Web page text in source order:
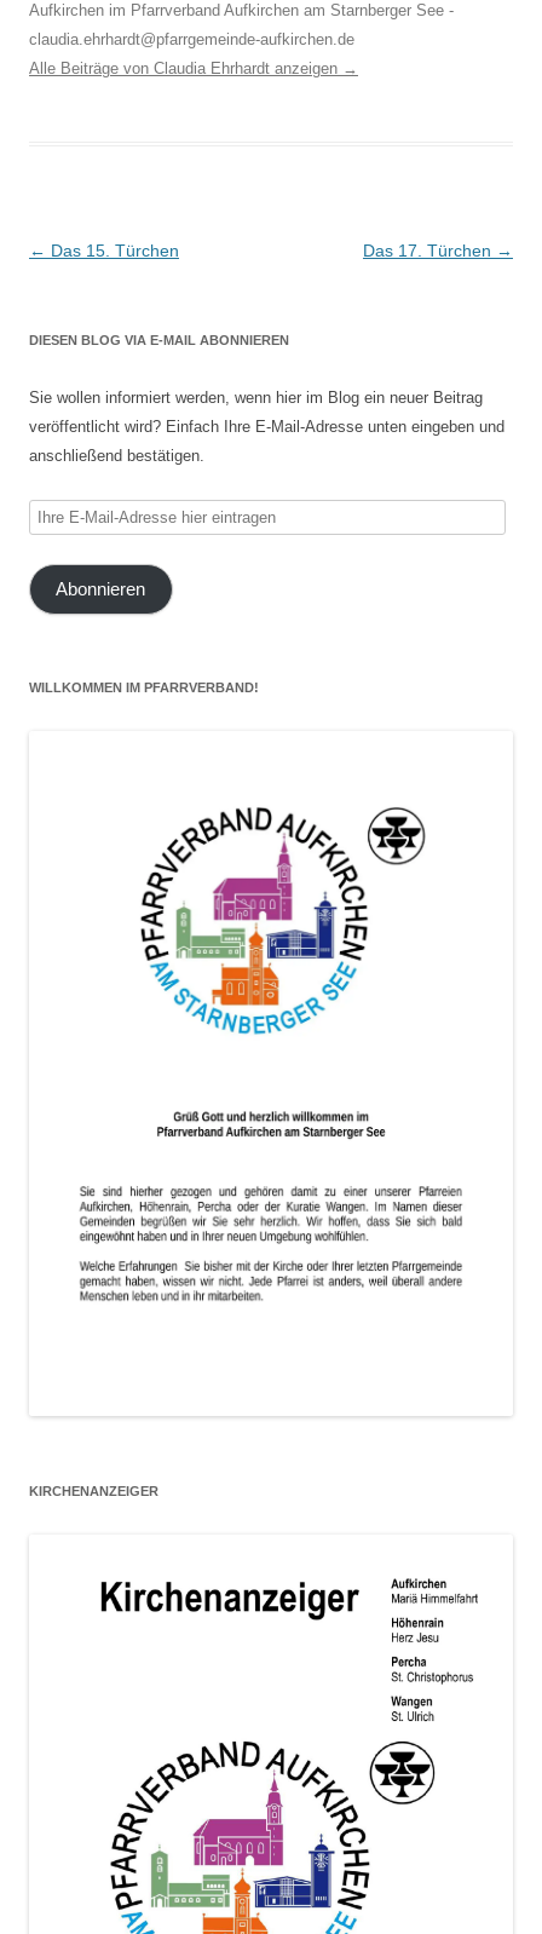
Aufkirchen im Pfarrverband Aufkirchen am Starnberger See -
claudia.ehrhardt@pfarrgemeinde-aufkirchen.de
Alle Beiträge von Claudia Ehrhardt anzeigen →
Beitragsnavigation
← Das 15. Türchen Das 17. Türchen →
DIESEN BLOG VIA E-MAIL ABONNIEREN
Sie wollen informiert werden, wenn hier im Blog ein neuer Beitrag
veröffentlicht wird? Einfach Ihre E-Mail-Adresse unten eingeben und
anschließend bestätigen.
Ihre
Mail-
Adresse
Abonnieren
WILLKOMMEN IM PFARRVERBAND!
KIRCHENANZEIGER